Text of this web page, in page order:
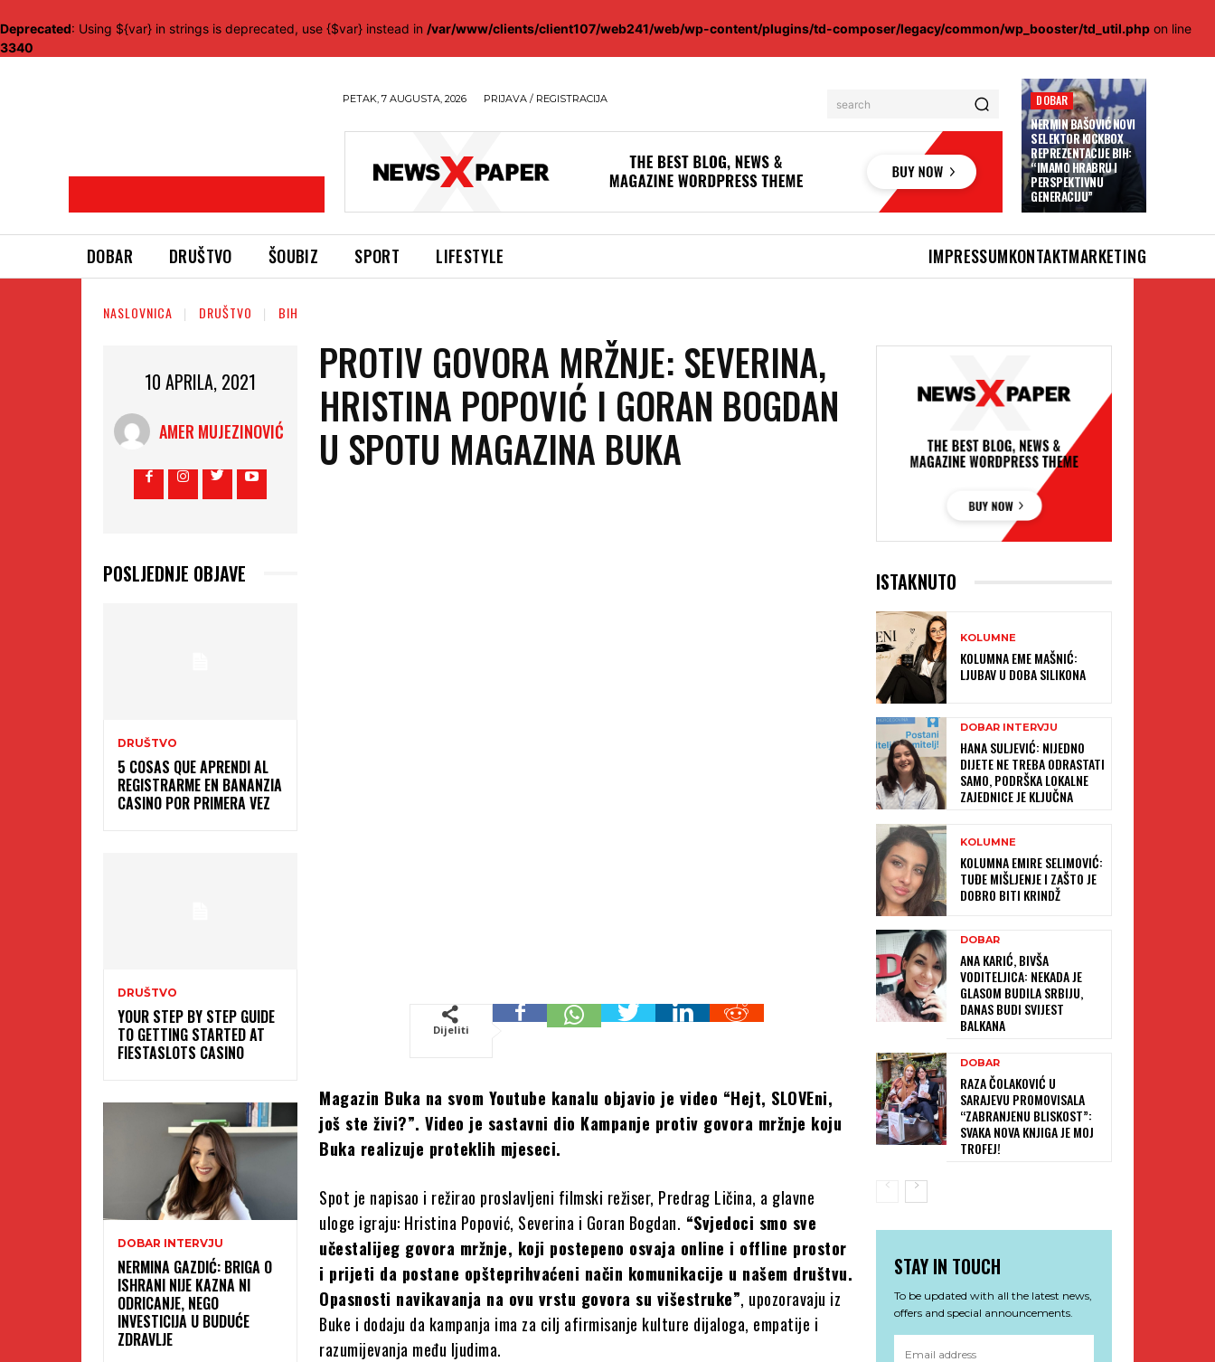
Deprecated: Using ${var} in strings is deprecated, use {$var} instead in /var/www/clients/client107/web241/web/wp-content/plugins/td-composer/legacy/common/wp_booster/td_util.php on line
3340
PETAK, 7 AUGUSTA, 2026 PRIJAVA / REGISTRACIJA search DOBAR
NERMIN BAŠOVIĆ NOVI
SELEKTOR KICKBOX
REPREZENTACIJE BIH:
“IMAMO HRABRU I
PERSPEKTIVNU
GENERACIJU”
DOBAR DRUŠTVO ŠOUBIZ SPORT LIFESTYLE IMPRESSUMKONTAKTMARKETING
NASLOVNICA DRUŠTVO BIH
10 APRILA, 2021
AMER MUJEZINOVIĆ
POSLJEDNJE OBJAVE
DRUŠTVO
5 COSAS QUE APRENDI AL
REGISTRARME EN BANANZIA
CASINO POR PRIMERA VEZ
DRUŠTVO
YOUR STEP BY STEP GUIDE
TO GETTING STARTED AT
FIESTASLOTS CASINO
DOBAR INTERVJU
NERMINA GAZDIĆ: BRIGA O
ISHRANI NIJE KAZNA NI
ODRICANJE, NEGO
INVESTICIJA U BUDUĆE
ZDRAVLJE
PROTIV GOVORA MRŽNJE: SEVERINA,
HRISTINA POPOVIĆ I GORAN BOGDAN
U SPOTU MAGAZINA BUKA
Dijeliti
Magazin Buka na svom Youtube kanalu objavio je video “Hejt, SLOVEni,
još ste živi?”. Video je sastavni dio Kampanje protiv govora mržnje koju
Buka realizuje proteklih mjeseci.
Spot je napisao i režirao proslavljeni filmski režiser, Predrag Ličina, a glavne
uloge igraju: Hristina Popović, Severina i Goran Bogdan. “Svjedoci smo sve
učestalijeg govora mržnje, koji postepeno osvaja online i offline prostor
i prijeti da postane opšteprihvaćeni način komunikacije u našem društvu.
Opasnosti navikavanja na ovu vrstu govora su višestruke”, upozoravaju iz
Buke i dodaju da kampanja ima za cilj afirmisanje kulture dijaloga, empatije i
razumijevanja među ljudima.
ISTAKNUTO
KOLUMNE
KOLUMNA EME MAŠNIĆ:
LJUBAV U DOBA SILIKONA
DOBAR INTERVJU
HANA SULJEVIĆ: NIJEDNO
DIJETE NE TREBA ODRASTATI
SAMO, PODRŠKA LOKALNE
ZAJEDNICE JE KLJUČNA
KOLUMNE
KOLUMNA EMIRE SELIMOVIĆ:
TUĐE MIŠLJENJE I ZAŠTO JE
DOBRO BITI KRINDŽ
DOBAR
ANA KARIĆ, BIVŠA
VODITELJICA: NEKADA JE
GLASOM BUDILA SRBIJU,
DANAS BUDI SVIJEST
BALKANA
DOBAR
RAZA ČOLAKOVIĆ U
SARAJEVU PROMOVISALA
“ZABRANJENU BLISKOST”:
SVAKA NOVA KNJIGA JE MOJ
TROFEJ!
STAY IN TOUCH
To be updated with all the latest news,
offers and special announcements.